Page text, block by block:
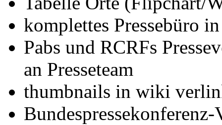
komplettes Pressebüro
Pabs und RCRFs
an Presseteam
thumbnails in wiki